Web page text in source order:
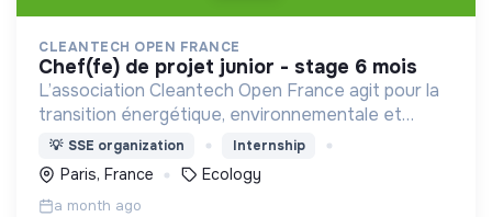
CLEANTECH OPEN FRANCE
chef(fe) de projet junior - stage 6 mois
L’association Cleantech Open France agit pour la
transition énergétique, environnementale et
climatique par le développement des technologies
propres. Ecosystème de 650 entreprises éco-
innovantes.
💡 SSE organization Internship
Paris, France Ecology
a month ago